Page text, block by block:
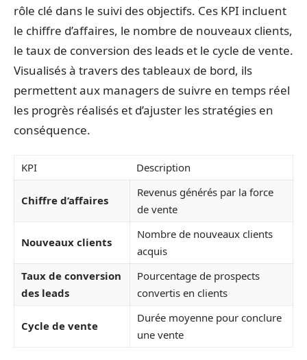
rôle clé dans le suivi des objectifs. Ces KPI incluent
le chiffre d’affaires, le nombre de nouveaux clients,
le taux de conversion des leads et le cycle de vente.
Visualisés à travers des tableaux de bord, ils
permettent aux managers de suivre en temps réel
les progrès réalisés et d’ajuster les stratégies en
conséquence.
KPI Description
Chiffre d’affaires
Revenus générés par la force
de vente
Nouveaux clients
Nombre de nouveaux clients
acquis
Taux de conversion
des leads
Pourcentage de prospects
convertis en clients
Cycle de vente
Durée moyenne pour conclure
une vente